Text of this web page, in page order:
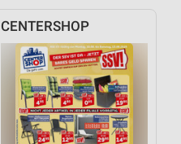
CENTERSHOP